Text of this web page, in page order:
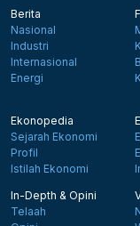
Berita
Nasional
Industri
Internasional
Energi
Ekonopedia
Sejarah Ekonomi
Profil
Istilah Ekonomi
In-Depth & Opini
Telaah